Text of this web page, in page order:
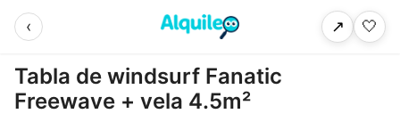
‹ ↗ 🤍
Tabla de windsurf Fanatic
Freewave + vela 4.5m²